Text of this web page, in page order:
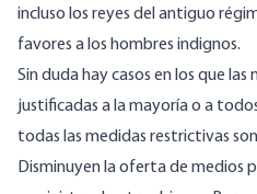
incluso los reyes del antiguo
favores a los hombres indignos.
Sin duda hay casos en los que
justificadas a la mayoría o a
todas las medidas restrictivas
Disminuyen la oferta de medios